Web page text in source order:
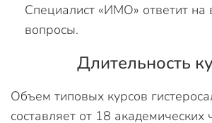
Специалист «ИМО» ответит
вопросы.
Длительность
Объем типовых курсов
составляет от 18 академических